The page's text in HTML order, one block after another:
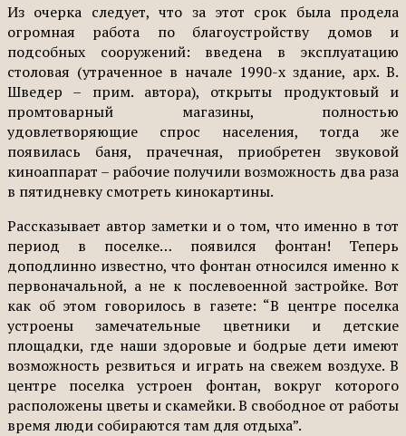
Из очерка следует, что за этот срок была продела
огромная работа по благоустройству домов и
подсобных сооружений: введена в эксплуатацию
столовая (утраченное в начале 1990-х здание, арх. В.
Шведер – прим. автора), открыты продуктовый и
промтоварный магазины, полностью
удовлетворяющие спрос населения, тогда же
появилась баня, прачечная, приобретен звуковой
киноаппарат – рабочие получили возможность два раза
в пятидневку смотреть кинокартины.
Рассказывает автор заметки и о том, что именно в тот
период в поселке… появился фонтан! Теперь
доподлинно известно, что фонтан относился именно к
первоначальной, а не к послевоенной застройке. Вот
как об этом говорилось в газете: “В центре поселка
устроены замечательные цветники и детские
площадки, где наши здоровые и бодрые дети имеют
возможность резвиться и играть на свежем воздухе. В
центре поселка устроен фонтан, вокруг которого
расположены цветы и скамейки. В свободное от работы
время люди собираются там для отдыха”.